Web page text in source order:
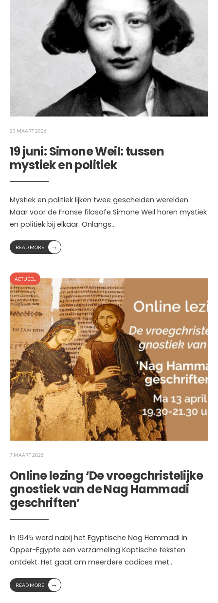
20 MAART 2026
19 juni: Simone Weil: tussen
mystiek en politiek
Mystiek en politiek lijken twee gescheiden werelden.
Maar voor de Franse filosofe Simone Weil horen mystiek
en politiek bij elkaar. Onlangs...
READ MORE →
ACTUEEL
7 MAART 2026
Online lezing ‘De vroegchristelijke
gnostiek van de Nag Hammadi
geschriften’
In 1945 werd nabij het Egyptische Nag Hammadi in
Opper-Egypte een verzameling Koptische teksten
ontdekt. Het gaat om meerdere codices met...
READ MORE →